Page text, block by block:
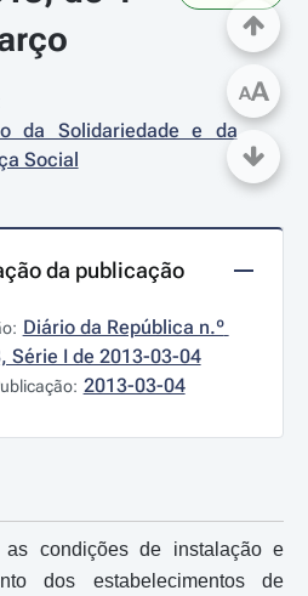
da Solidariedade e da
Social
da publicação
Diário da República n.º
Série I de 2013-03-04
2013-03-04
as condições de instalação e
dos estabelecimentos de
AA